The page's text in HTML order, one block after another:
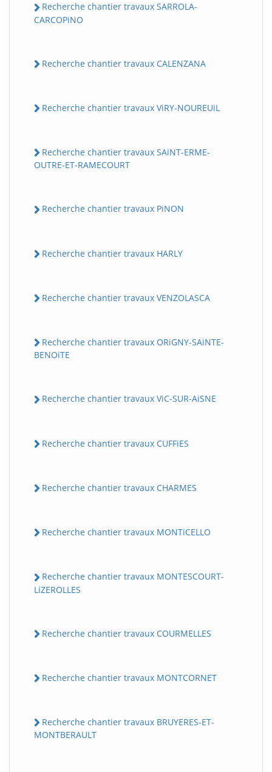
Recherche chantier travaux SARROLA-
CARCOPiNO
Recherche chantier travaux CALENZANA
Recherche chantier travaux ViRY-NOUREUiL
Recherche chantier travaux SAiNT-ERME-
OUTRE-ET-RAMECOURT
Recherche chantier travaux PiNON
Recherche chantier travaux HARLY
Recherche chantier travaux VENZOLASCA
Recherche chantier travaux ORiGNY-SAiNTE-
BENOiTE
Recherche chantier travaux ViC-SUR-AiSNE
Recherche chantier travaux CUFFiES
Recherche chantier travaux CHARMES
Recherche chantier travaux MONTiCELLO
Recherche chantier travaux MONTESCOURT-
LiZEROLLES
Recherche chantier travaux COURMELLES
Recherche chantier travaux MONTCORNET
Recherche chantier travaux BRUYERES-ET-
MONTBERAULT